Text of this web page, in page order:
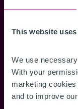
This website
We use
With your
marketing
and to improve
erhalten.
Zugriff auf
Erhalten Sie